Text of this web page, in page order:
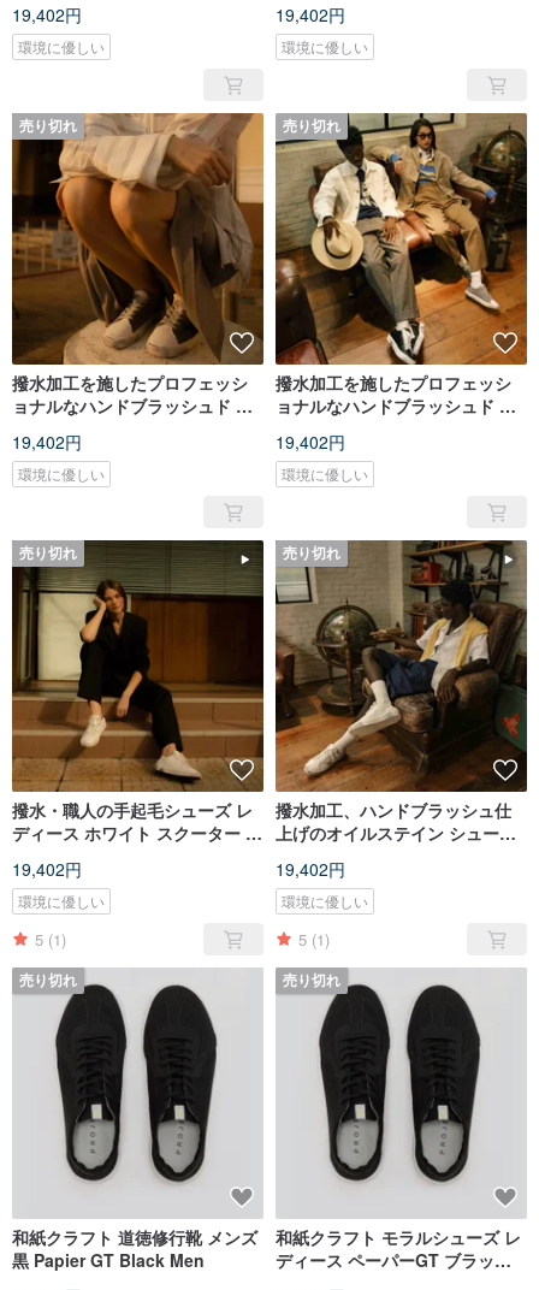
19,402円
環境に優しい
19,402円
環境に優しい
売り切れ
撥水加工を施したプロフェッシ
ョナルなハンドブラッシュド シ
ター ツー グレー ウィメンズ
19,402円
環境に優しい
売り切れ
撥水加工を施したプロフェッシ
ョナルなハンドブラッシュド シ
Two Grey Men
19,402円
環境に優しい
売り切れ
撥水・職人の手起毛シューズ レ
ディース ホワイト スクーター ツ
19,402円
環境に優しい
5 (1)
売り切れ
撥水加工、ハンドブラッシュ仕
上げのオイルステイン シューズ
ホワイト メン
19,402円
環境に優しい
5 (1)
売り切れ
和紙クラフト 道徳修行靴 メンズ
黒 Papier GT Black Men
売り切れ
和紙クラフト モラルシューズ レ
ディース ペーパーGT ブラック